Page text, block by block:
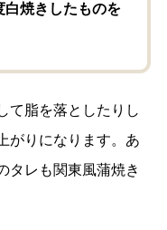
白焼きしたものを
て脂を落としたりし
がりになります。あ
タレも関東風蒲焼き